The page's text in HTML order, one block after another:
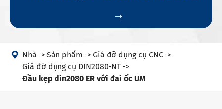

 Nhà Sản phẩm
Giá đỡ dụng cụ CNC
Giá đỡ dụng cụ DIN2080-NT
Đầu kẹp din2080 ER với đai ốc UM